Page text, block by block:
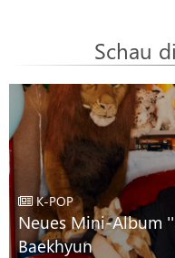
Schau
K-POP
Neues Mini-Album
Baekhyun